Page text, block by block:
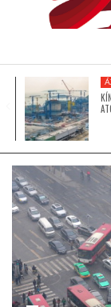
ÁZSIA
LATIN-AMERIKA
KÖZEL-KELET
AUSZTRÁLIA